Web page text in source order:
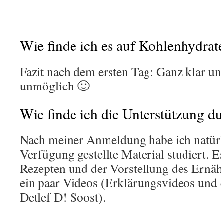
Wie finde ich es auf
Fazit nach dem ersten Tag: Ganz klar
unmöglich 🙂
Wie finde ich die Unterstützung
Nach meiner Anmeldung habe ich
Verfügung gestellte Material studiert.
Rezepten und der Vorstellung des
ein paar Videos (Erklärungsvideos
Detlef D! Soost).